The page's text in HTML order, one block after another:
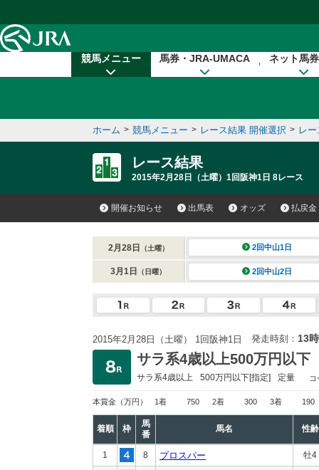
競馬メニュー 馬券・JRA-UMACA ネット馬
ホーム > 競馬メニュー > レース結果 開催選択 > レ
レース結果
2015年2月28日（土曜）1回阪神1日 8レース
開催お知らせ 出馬表 オッズ 払戻金
2月28日 （土曜） 2回中山1日
3月1日 （日曜） 2回中山2日
2015年2月28日（土曜） 1回阪神1日 発走時刻： 13
サラ系4歳以上500万円以下
サラ系4歳以上 500万円以下[指定] 定量
本賞金 （万円） 1着 750 2着 300 3着 190
着順 枠
馬
番
馬名 性齢
1 8 プロスパー 牡4